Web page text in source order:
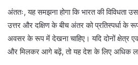
अंततः, यह समझना होगा कि भारत की विविधता
उत्तर और दक्षिण के बीच अंतर को प्रतिस्पर्धा के
अवसर के रूप में देखना चाहिए। यदि दोनों
और मिलकर आगे बढ़ें, तो यह देश के लिए अधिक